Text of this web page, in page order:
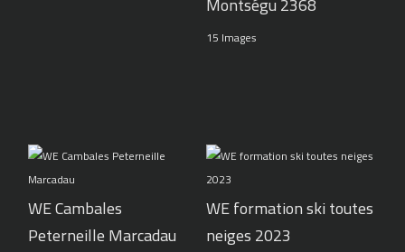
15 Images
WE Cambales
Peterneille Marcadau
WE formation ski toutes
neiges 2023